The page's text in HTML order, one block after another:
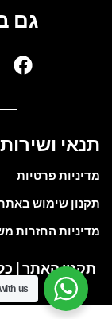
גם
תנאי
מדיניות פרטיות
תקנון שימוש
מדיניות החזרות
us